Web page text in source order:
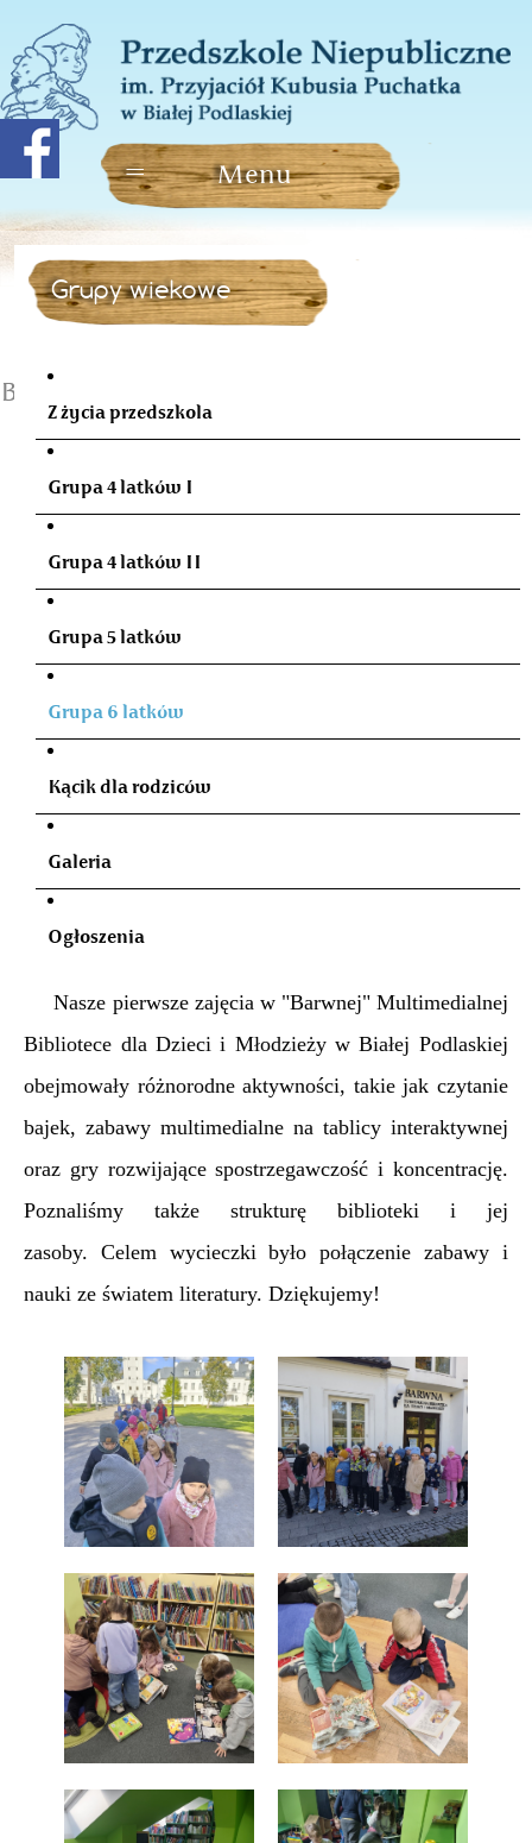
Grupy wiekowe
Biblioteka Barwna
Z życia przedszkola
Grupa 4 latków I
Grupa 4 latków II
Grupa 5 latków
Grupa 6 latków
Kącik dla rodziców
Galeria
Ogłoszenia
Nasze pierwsze zajęcia w "Barwnej" Multimedialnej
Bibliotece dla Dzieci i Młodzieży w Białej Podlaskiej
obejmowały różnorodne aktywności, takie jak czytanie
bajek, zabawy multimedialne na tablicy interaktywnej
oraz gry rozwijające spostrzegawczość i koncentrację.
Poznaliśmy także strukturę biblioteki i jej
zasoby. Celem wycieczki było połączenie zabawy i
nauki ze światem literatury. Dziękujemy!